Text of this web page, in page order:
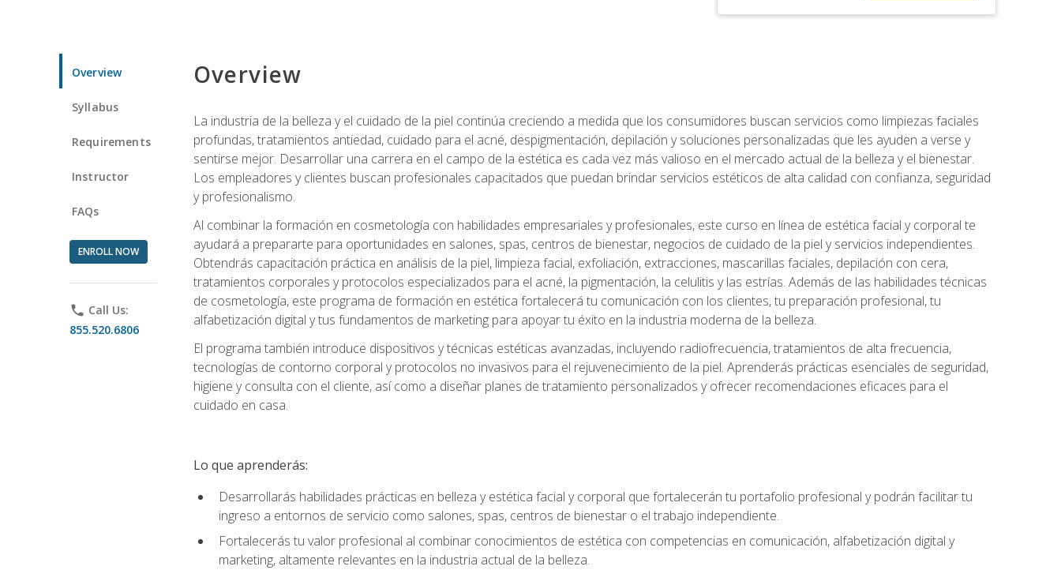
Overview
Syllabus
Requirements
Instructor
FAQs
ENROLL NOW
phone Call Us:
855.520.6806
Overview
La industria de la belleza y el cuidado de la piel continúa creciendo a medida que los consumidores buscan servicios como limpiezas faciales
profundas, tratamientos antiedad, cuidado para el acné, despigmentación, depilación y soluciones personalizadas que les ayuden a verse y
sentirse mejor. Desarrollar una carrera en el campo de la estética es cada vez más valioso en el mercado actual de la belleza y el bienestar.
Los empleadores y clientes buscan profesionales capacitados que puedan brindar servicios estéticos de alta calidad con confianza, seguridad
y profesionalismo.
Al combinar la formación en cosmetología con habilidades empresariales y profesionales, este curso en línea de estética facial y corporal te
ayudará a prepararte para oportunidades en salones, spas, centros de bienestar, negocios de cuidado de la piel y servicios independientes.
Obtendrás capacitación práctica en análisis de la piel, limpieza facial, exfoliación, extracciones, mascarillas faciales, depilación con cera,
tratamientos corporales y protocolos especializados para el acné, la pigmentación, la celulitis y las estrías. Además de las habilidades técnicas
de cosmetología, este programa de formación en estética fortalecerá tu comunicación con los clientes, tu preparación profesional, tu
alfabetización digital y tus fundamentos de marketing para apoyar tu éxito en la industria moderna de la belleza.
El programa también introduce dispositivos y técnicas estéticas avanzadas, incluyendo radiofrecuencia, tratamientos de alta frecuencia,
tecnologías de contorno corporal y protocolos no invasivos para el rejuvenecimiento de la piel. Aprenderás prácticas esenciales de seguridad,
higiene y consulta con el cliente, así como a diseñar planes de tratamiento personalizados y ofrecer recomendaciones eficaces para el
cuidado en casa.
Lo que aprenderás:
Desarrollarás habilidades prácticas en belleza y estética facial y corporal que fortalecerán tu portafolio profesional y podrán facilitar tu
ingreso a entornos de servicio como salones, spas, centros de bienestar o el trabajo independiente.
Fortalecerás tu valor profesional al combinar conocimientos de estética con competencias en comunicación, alfabetización digital y
marketing, altamente relevantes en la industria actual de la belleza.